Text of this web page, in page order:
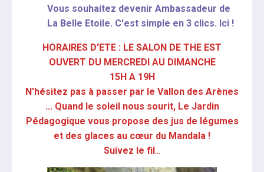
Vous souhaitez devenir Ambassadeur de
La Belle Etoile. C'est simple en 3 clics. Ici !
HORAIRES D'ETE : LE SALON DE THE EST
OUVERT DU MERCREDI AU DIMANCHE
15H A 19H
N'hésitez pas à passer par le Vallon des Arènes
... Quand le soleil nous sourit, Le Jardin
Pédagogique vous propose des jus de légumes
et des glaces au cœur du Mandala !
Suivez le fil...